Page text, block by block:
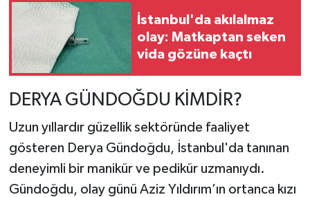
İstanbul'da akılalmaz
olay: Matkaptan seken
vida gözüne kaçtı
DERYA GÜNDOĞDU KİMDİR?
Uzun yıllardır güzellik sektöründe faaliyet
gösteren Derya Gündoğdu, İstanbul'da tanınan
deneyimli bir manikür ve pedikür uzmanıydı.
Gündoğdu, olay günü Aziz Yıldırım’ın ortanca kızı